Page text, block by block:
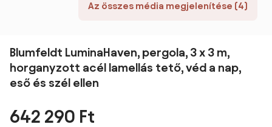
Az összes média megjelenítése (4)
Blumfeldt LuminaHaven, pergola, 3 x 3 m,
horganyzott acél lamellás tető, véd a nap,
eső és szél ellen
642 290 Ft